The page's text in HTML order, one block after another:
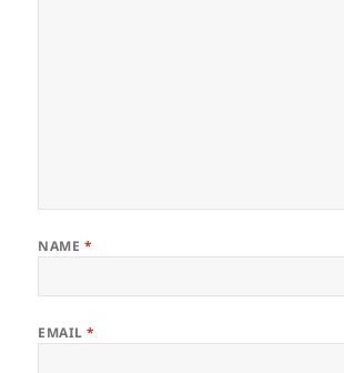
NAME *
EMAIL*